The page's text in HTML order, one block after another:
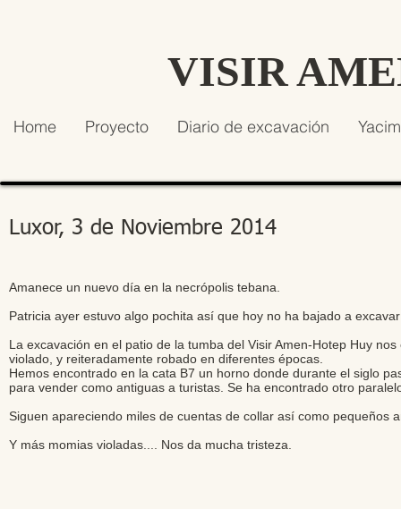
VISIR
Home Proyecto Diario de excavación
Luxor, 3 de Noviembre 2014
Amanece un nuevo día en la necrópolis tebana.
Patricia ayer estuvo algo pochita así que hoy no ha bajado a
La excavación en el patio de la tumba del Visir Amen-Hotep Huy
violado, y reiteradamente robado en diferentes épocas.
Hemos encontrado en la cata B7 un horno donde durante el siglo
para vender como antiguas a turistas. Se ha encontrado otro
Siguen apareciendo miles de cuentas de collar así como pequeños
Y más momias violadas.... Nos da mucha tristeza.